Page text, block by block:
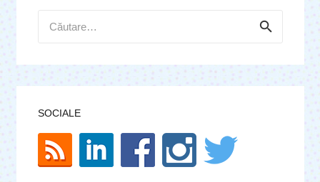
după:
SOCIALE